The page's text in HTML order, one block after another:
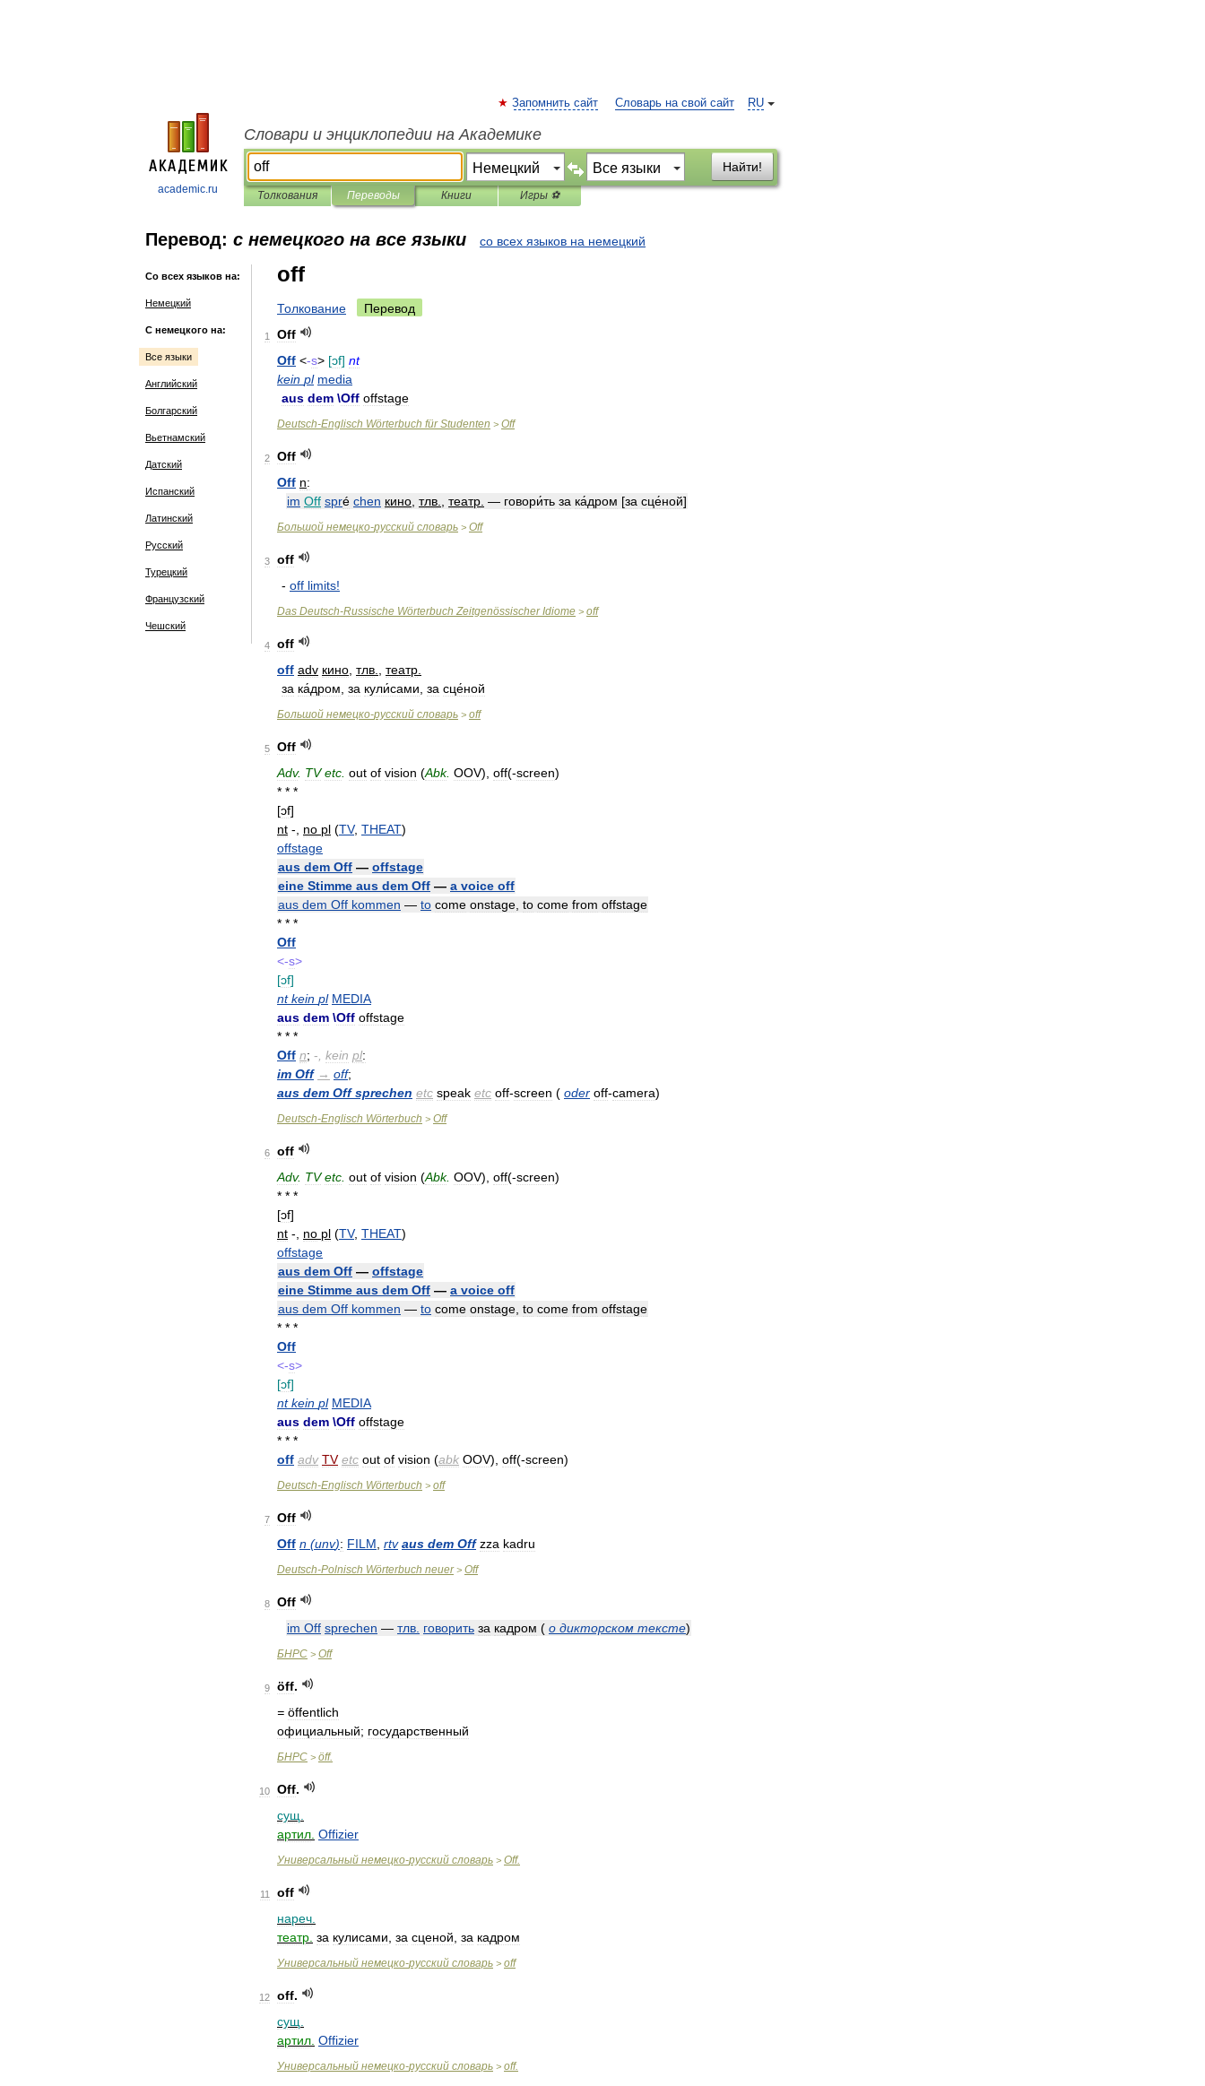
academic.ru
RU
Запомнить сайт Словарь на свой сайт
Словари и энциклопедии на Академике
Найти!
Толкования Переводы Книги Игры ⚽
Перевод: с немецкого на все языки со всех языков на немецкий
Со всех языков на:
Немецкий
С немецкого на:
Все языки
Английский
Болгарский
Вьетнамский
Датский
Испанский
Латинский
Русский
Турецкий
Французский
Чешский
off
Толкование Перевод
1
Off
Off <-s> [ɔf] nt
kein pl media
aus dem \Off offstage
Deutsch-Englisch Wörterbuch für Studenten > Off
2
Off
Off n:
im Off spré chen кино тлв театр — говори́ть за ка́дром [за сце́ной]
Большой немецко-русский словарь > Off
3
off
- off limits!
Das Deutsch-Russische Wörterbuch Zeitgenössischer Idiome > off
4
off
off adv кино тлв театр
за ка́дром за кули́сами за сце́ной
Большой немецко-русский словарь > off
5
Off
Adv. TV etc out of vision (Abk. OOV), off(-screen)
* * *
[ɔf]
nt -, no pl (TV, THEAT)
offstage
aus dem Off — offstage
eine Stimme aus dem Off — a voice off
aus dem Off kommen — to come onstage to come from offstage
* * *
Off
<-s>
[ɔf]
nt kein pl MEDIA
aus dem \Off offstage
* * *
Off n; - kein pl:
im Off → off;
aus dem Off sprechen etc speak etc off-screen ( oder off-camera)
Deutsch-Englisch Wörterbuch > Off
6
off
Adv. TV etc out of vision (Abk. OOV), off(-screen)
* * *
[ɔf]
nt -, no pl (TV, THEAT)
offstage
aus dem Off — offstage
eine Stimme aus dem Off — a voice off
aus dem Off kommen — to come onstage to come from offstage
* * *
Off
<-s>
[ɔf]
nt kein pl MEDIA
aus dem \Off offstage
* * *
off adv TV etc out of vision (abk OOV), off(-screen)
Deutsch-Englisch Wörterbuch > off
7
Off
Off n (unv): FILM rtv aus dem Off zza kadru
Deutsch-Polnisch Wörterbuch neuer> Off
8
Off
im Off sprechen — тлв говорить за кадром ( о дикторском тексте)
БНРС > Off
9 öff.
= öffentlich
официальный; государственный
БНРС > öff.
10 Off.
сущ
артил Offizier
Универсальный немецко-русский словарь > Off.
11
off
нареч
театр за кулисами за сценой за кадром
Универсальный немецко-русский словарь > off
12 off.
сущ
артил Offizier
Универсальный немецко-русский словарь > off.